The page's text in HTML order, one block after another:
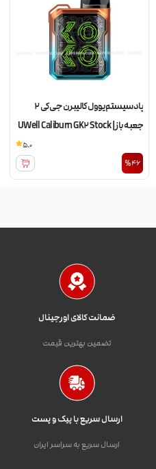
پادسیستم یوول کالیبرن جی کی 2
جعبه باز | UWell Caliburn GK2 Stock
%46
5.0
ضمانت کالای اورجینال
تضمین بهترین قیمت
ارسال سریع با پیک و پست
ارسال سریع به سراسر ایران